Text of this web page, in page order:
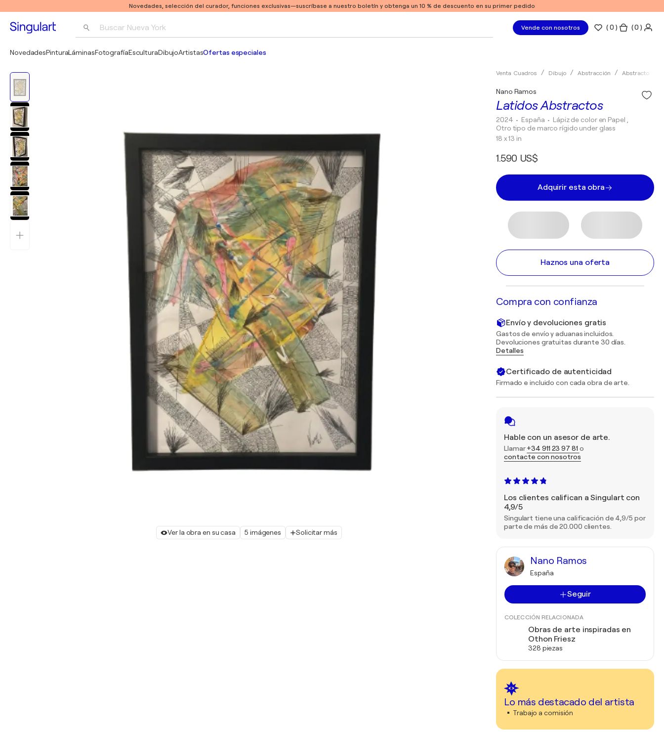
Novedades, selección del curador, funciones exclusivas—suscríbase a nuestro boletín y obtenga un 10 % de descuento en su primer pedido
Buscar Nueva York Vende con nosotros (0 ) ( 0 )
NovedadesPinturaLáminasFotografíaEsculturaDibujoArtistasOfertas especiales
Ver la obra en su casa 5 imágenes Solicitar más
Venta Cuadros Dibujo Abstracción Abstracto
Latidos Abstractos
Nano Ramos
2024 • España • Lápiz de color en Papel ,
Otro tipo de marco rígido under glass
18 x 13 in
1.590 US$
Adquirir esta obra
Haznos una oferta
Compra con confianza
Envío y devoluciones gratis
Gastos de envío y aduanas incluidos.
Devoluciones gratuitas durante 30 días.
Detalles
Certificado de autenticidad
Firmado e incluido con cada obra de arte.
Hable con un asesor de arte.
Llamar+34 911 23 97 81 o
contacte con nosotros
Los clientes califican a Singulart con
4,9/5
Singulart tiene una calificación de 4,9/5 por
parte de más de 20.000 clientes.
Nano Ramos
España
Seguir
COLECCIÓN RELACIONADA
Obras de arte inspiradas en
Othon Friesz
328 piezas
Lo más destacado del artista
Trabajo a comisión